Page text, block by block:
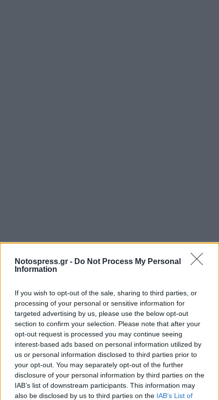
Notospress.gr - Do Not Process My Personal
Information
If you wish to opt-out of the sale, sharing to third parties, or
processing of your personal or sensitive information for
targeted advertising by us, please use the below opt-out
section to confirm your selection. Please note that after your
opt-out request is processed you may continue seeing
interest-based ads based on personal information utilized by
us or personal information disclosed to third parties prior to
your opt-out. You may separately opt-out of the further
disclosure of your personal information by third parties on the
IAB’s list of downstream participants. This information may
also be disclosed by us to third parties on the IAB’s List of